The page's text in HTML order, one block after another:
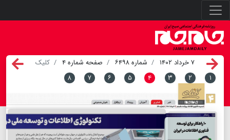
۷ خرداد ۱۴۰۲ شماره ۶۴۹۸ صفحه شماره ۴
کلیک
۱
۲ ۳ ۴ ۵ ۶ ۷ ۸